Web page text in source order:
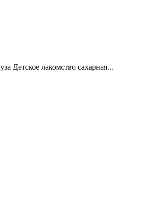
Детское лакомство сахарная...